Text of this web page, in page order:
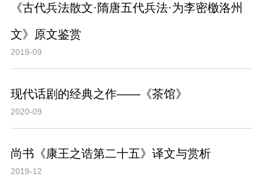
《古代兵法散文·隋唐五代兵法·为李密檄洛州
文》原文鉴赏
2019-09
现代话剧的经典之作——《茶馆》
2020-09
尚书《康王之诰第二十五》译文与赏析
2019-12